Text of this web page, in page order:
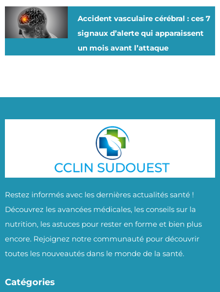
Accident vasculaire cérébral : ces 7
signaux d’alerte qui apparaissent
un mois avant l’attaque
Restez informés avec les dernières actualités santé !
Découvrez les avancées médicales, les conseils sur la
nutrition, les astuces pour rester en forme et bien plus
encore. Rejoignez notre communauté pour découvrir
toutes les nouveautés dans le monde de la santé.
Catégories